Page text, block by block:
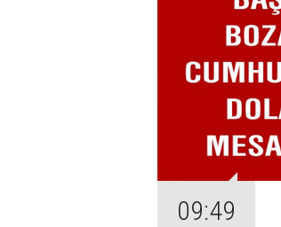
09:49